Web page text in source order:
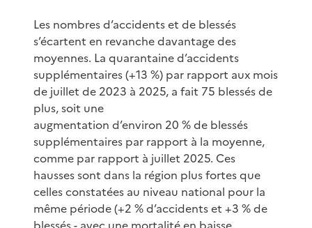
Les nombres d’accidents et de blessés
s’écartent en revanche davantage des
moyennes. La quarantaine d’accidents
supplémentaires (+13 %) par rapport aux mois
de juillet de 2023 à 2025, a fait 75 blessés de
plus, soit une
augmentation d’environ 20 % de blessés
supplémentaires par rapport à la moyenne,
comme par rapport à juillet 2025. Ces
hausses sont dans la région plus fortes que
celles constatées au niveau national pour la
même période (+2 % d’accidents et +3 % de